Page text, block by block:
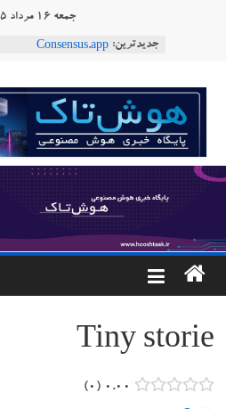
جمعه ۱۶ مرداد ۱۴۰۵
جدیدترین: ربات T‑800
دستاورد تازه ایلان
طبیعی فارسی
Robotics
هوشتاک
پایگاه
خبری
هوش
مصنوعی
www.hooshtaak.ir
Tiny storie
۰.۰۰ ۰